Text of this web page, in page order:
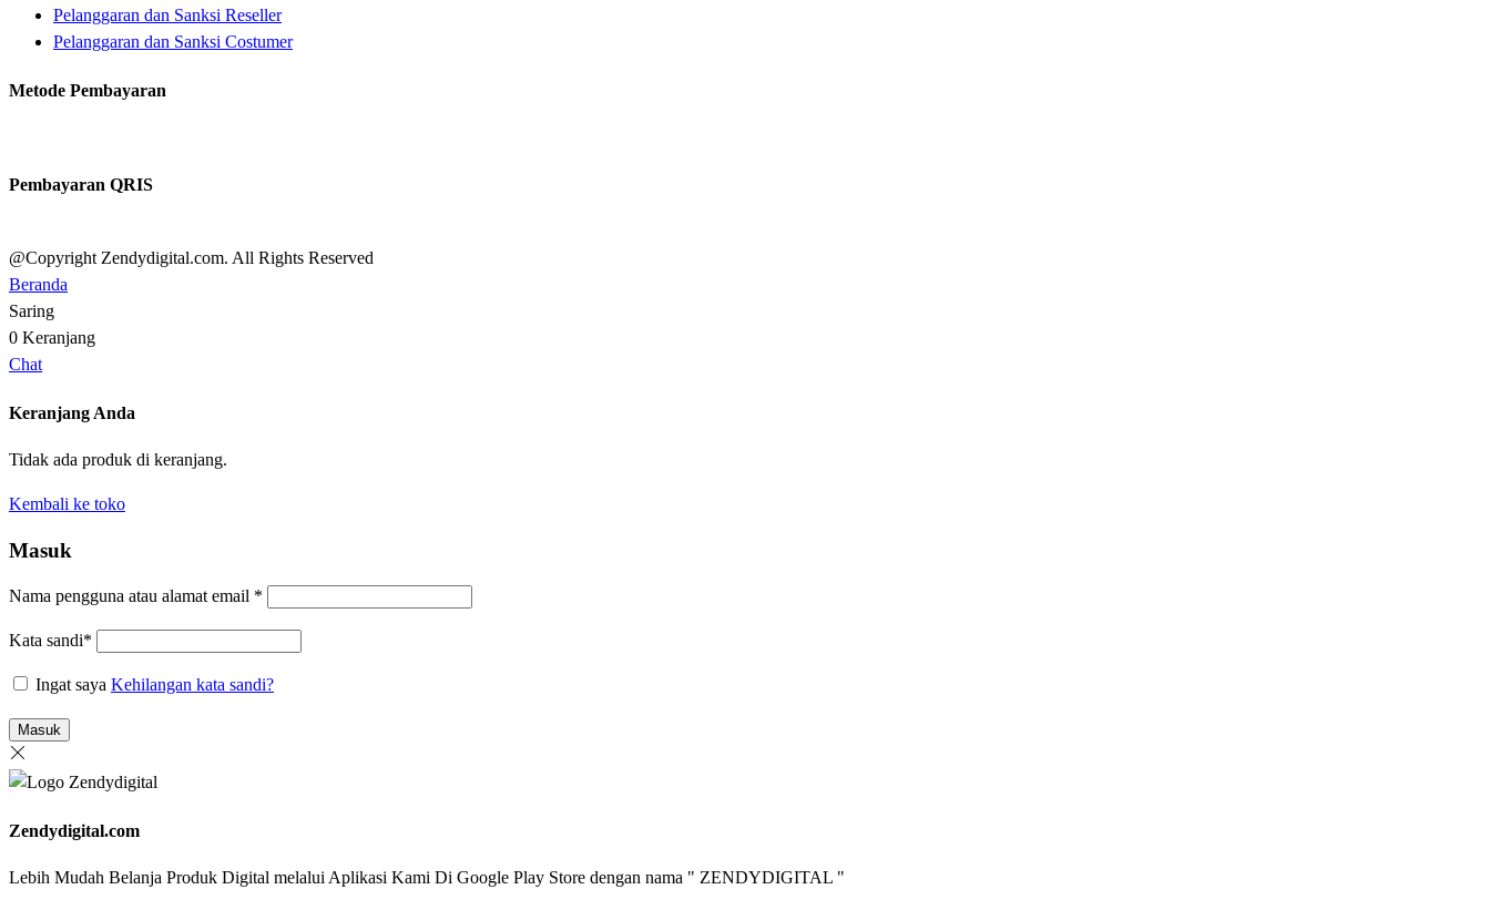
Pelanggaran dan Sanksi Reseller
Pelanggaran dan Sanksi Costumer
Metode Pembayaran
Pembayaran QRIS
@Copyright Zendydigital.com. All Rights Reserved
Beranda
Saring
0 Keranjang
Chat
Keranjang Anda
Tidak ada produk di keranjang.
Kembali ke toko
Masuk
Nama pengguna atau alamat email *
Kata sandi*
Ingat saya Kehilangan kata sandi?
Masuk
Zendydigital.com
Lebih Mudah Belanja Produk Digital melalui Aplikasi Kami Di Google Play Store dengan nama " ZENDYDIGITAL "